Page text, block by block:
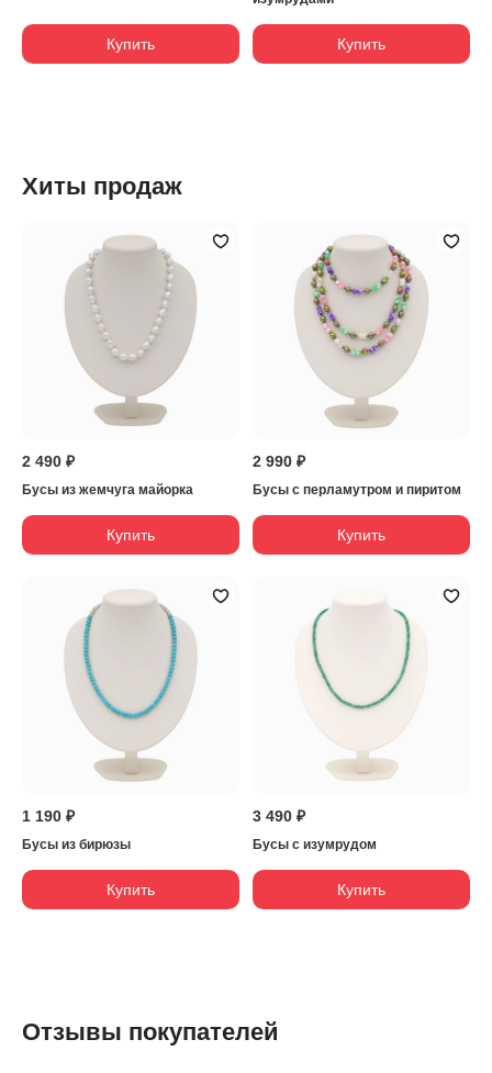
Купить Купить
Хиты продаж
2 490 ₽
Бусы из жемчуга майорка
Купить
2 990 ₽
Бусы с перламутром и пиритом
Купить
1 190 ₽
Бусы из бирюзы
Купить
3 490 ₽
Бусы с изумрудом
Купить
Отзывы покупателей